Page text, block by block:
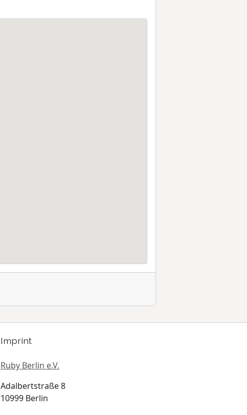
Imprint
Ruby Berlin e.V.
Adalbertstraße 8
10999 Berlin